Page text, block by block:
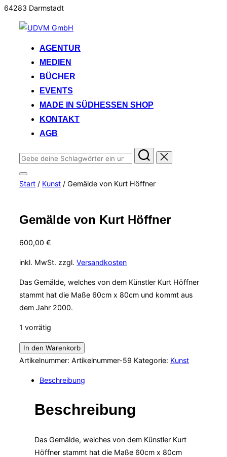
64283 Darmstadt
springen
AGENTUR
MEDIEN
BÜCHER
EVENTS
MADE IN SÜDHESSEN SHOP
KONTAKT
AGB
Suchen
nach:
Seitenleiste
&
Start / Kunst / Gemälde von Kurt Höffner
Gemälde von Kurt Höffner
600,00 €
inkl. MwSt. zzgl. Versandkosten
Das Gemälde, welches von dem Künstler Kurt Höffner
stammt hat die Maße 60cm x 80cm und kommt aus
dem Jahr 2000.
1 vorrätig
Gemälde
von
Höffner
In den Warenkorb
Artikelnummer: Artikelnummer-59 Kategorie: Kunst
Beschreibung
Beschreibung
Das Gemälde, welches von dem Künstler Kurt
Höffner stammt hat die Maße 60cm x 80cm